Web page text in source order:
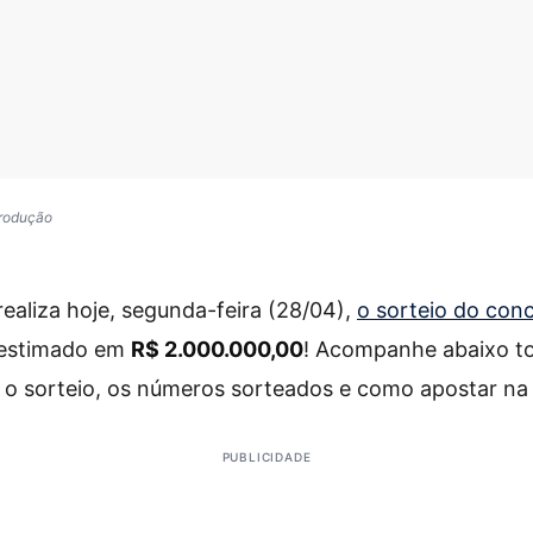
hoje, segunda-feira (28/04), o sorteio do
em R$ 2.000.000,00! Acompanhe abaixo
sorteio, os números sorteados e como apostar
PUBLICIDADE